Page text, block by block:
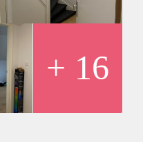
uitgerust met moderne
vaatwasser,
kamer bevindt zich de
badkamer beschikt over
€1.110 per maand,
water, elektriciteit en
+ 16